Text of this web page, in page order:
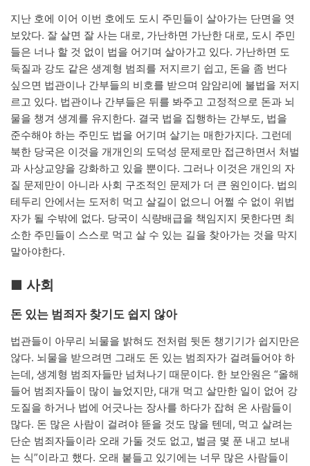
지난 호에 이어 이번 호에도 도시 주민들이 살아가는 단면을 엿
보았다. 잘 살면 잘 사는 대로, 가난하면 가난한 대로, 도시 주민
들은 너나 할 것 없이 법을 어기며 살아가고 있다. 가난하면 도
둑질과 강도 같은 생계형 범죄를 저지르기 쉽고, 돈을 좀 번다
싶으면 법관이나 간부들의 비호를 받으며 암암리에 불법을 저지
르고 있다. 법관이나 간부들은 뒤를 봐주고 고정적으로 돈과 뇌
물을 챙겨 생계를 유지한다. 결국 법을 집행하는 간부도, 법을
준수해야 하는 주민도 법을 어기며 살기는 매한가지다. 그런데
북한 당국은 이것을 개개인의 도덕성 문제로만 접근하면서 처벌
과 사상교양을 강화하고 있을 뿐이다. 그러나 이것은 개인의 자
질 문제만이 아니라 사회 구조적인 문제가 더 큰 원인이다. 법의
테두리 안에서는 도저히 먹고 살길이 없으니 어쩔 수 없이 위법
자가 될 수밖에 없다. 당국이 식량배급을 책임지지 못한다면 최
소한 주민들이 스스로 먹고 살 수 있는 길을 찾아가는 것을 막지
말아야한다.
■ 사회
돈 있는 범죄자 찾기도 쉽지 않아
법관들이 아무리 뇌물을 밝혀도 전처럼 뒷돈 챙기기가 쉽지만은
않다. 뇌물을 받으려면 그래도 돈 있는 범죄자가 걸려들어야 하
는데, 생계형 범죄자들만 넘쳐나기 때문이다. 한 보안원은 “올해
들어 범죄자들이 많이 늘었지만, 대개 먹고 살만한 일이 없어 강
도질을 하거나 법에 어긋나는 장사를 하다가 잡혀 온 사람들이
많다. 돈 많은 사람이 걸려야 뜯을 것도 많을 텐데, 먹고 살려는
단순 범죄자들이라 오래 가둘 것도 없고, 벌금 몇 푼 내고 보내
는 식”이라고 했다. 오래 붙들고 있기에는 너무 많은 사람들이